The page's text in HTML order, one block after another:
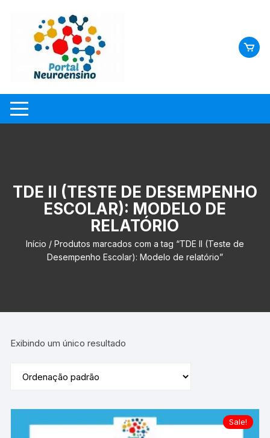
TDE II (TESTE DE DESEMPENHO
ESCOLAR): MODELO DE
RELATÓRIO
Início / Produtos marcados com a tag “TDE II (Teste de
Desempenho Escolar): Modelo de relatório”
Exibindo um único resultado
Sale!